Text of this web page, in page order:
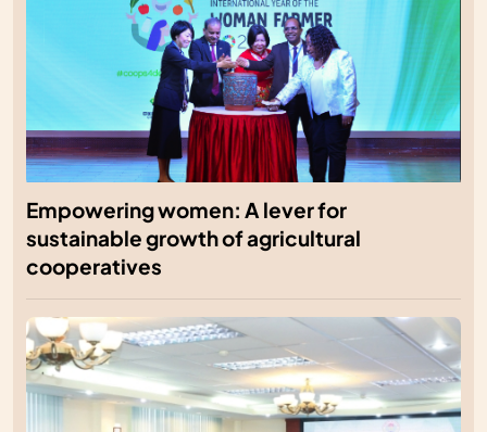
Empowering women: A lever for
sustainable growth of agricultural
cooperatives